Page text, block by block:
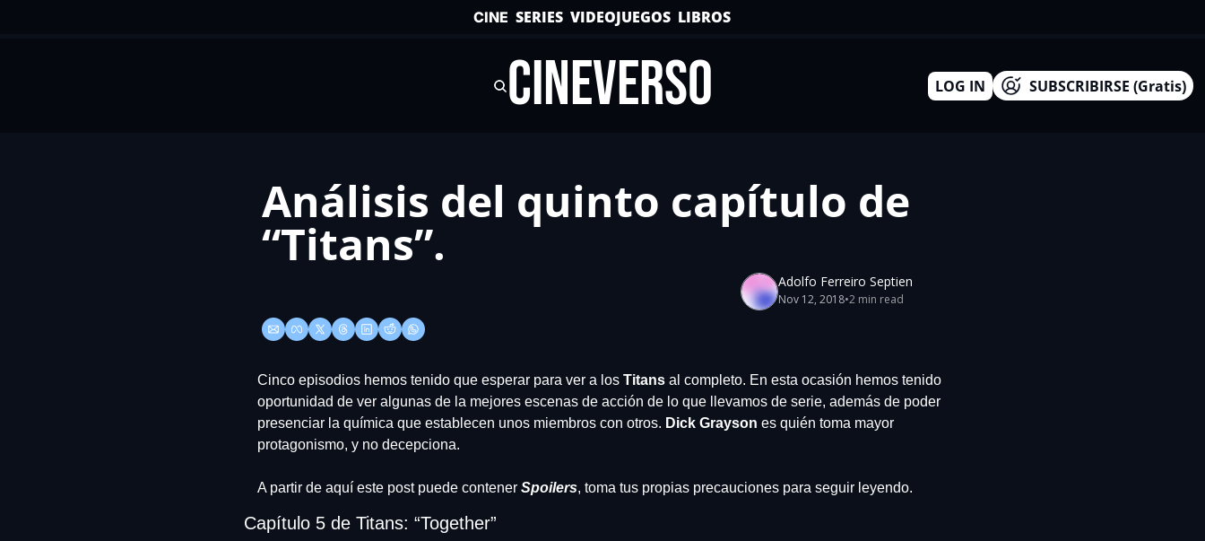
CINE SERIES VIDEOJUEGOS LIBROS
CINEVERSO LOG IN SUBSCRIBIRSE (Gratis)
Análisis del quinto capítulo de
“Titans”.
Adolfo Ferreiro Septien
Nov 12, 2018•2 min read
Cinco episodios hemos tenido que esperar para ver a los Titans al completo. En esta ocasión hemos tenido
oportunidad de ver algunas de la mejores escenas de acción de lo que llevamos de serie, además de poder
presenciar la química que establecen unos miembros con otros. Dick Grayson es quién toma mayor
protagonismo, y no decepciona.
A partir de aquí este post puede contener Spoilers, toma tus propias precauciones para seguir leyendo.
Capítulo 5 de Titans: “Together”